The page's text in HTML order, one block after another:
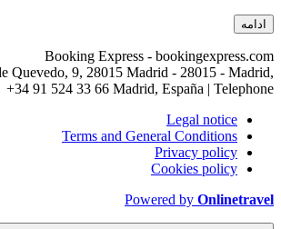
ادامه
Booking Express - bookingexpress.com
Quevedo, 9, 28015 Madrid - 28015 - Madrid,
Madrid, España | Telephone
+34 91 524 33 66
Legal notice
Terms and General Conditions
Privacy policy
Cookies policy
Powered by Onlinetravel